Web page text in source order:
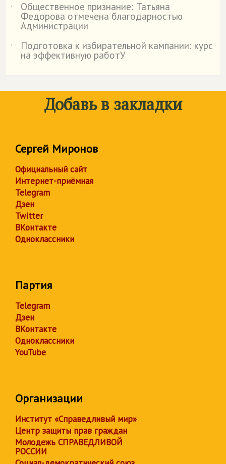
˙
Общественное признание: Татьяна
Федорова отмечена благодарностью
Администрации
˙
Подготовка к избирательной кампании: курс
на эффективную работУ
Добавь в закладки
Сергей Миронов
Официальный сайт
Интернет-приёмная
Telegram
Дзен
Twitter
ВКонтакте
Одноклассники
Партия
Telegram
Дзен
ВКонтакте
Одноклассники
YouTube
Организации
Институт «Справедливый мир»
Центр защиты прав граждан
Молодежь СПРАВЕДЛИВОЙ
РОССИИ